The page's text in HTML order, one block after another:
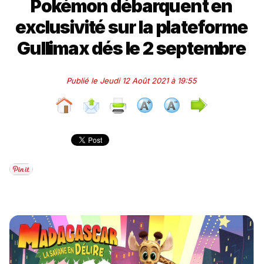
Pokémon débarquent en
exclusivité sur la plateforme
Gullimax dés le 2 septembre
Publié le Jeudi 12 Août 2021 à 19:55